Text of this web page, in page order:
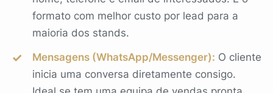
formato com melhor custo por lead para a
maioria dos stands.
Mensagens (WhatsApp/Messenger): O cliente
inicia uma conversa diretamente consigo.